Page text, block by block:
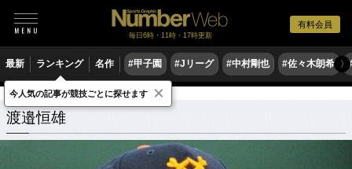
有料会員
毎日6時・11時・17時更新
最新 ランキング 名作 #甲子園 #Jリーグ #中村剛也 #佐々木朗希 〉
渡邉恒雄 関連記事
渡邉恒雄
今人気の記事が競技ごとに探せます ×